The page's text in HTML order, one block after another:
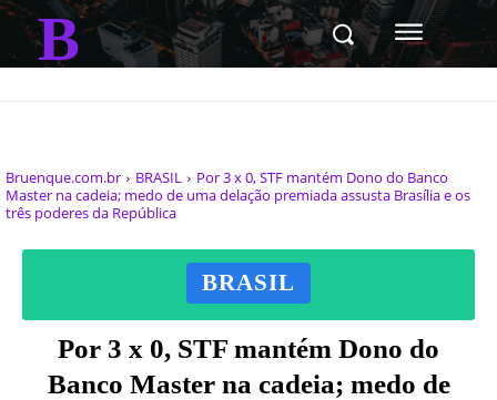
B
Bruenque.com.br BRASIL
Por 3 x 0, STF mantém Dono do Banco
Master na cadeia; medo de uma delação premiada assusta Brasília e os
três poderes da República
BRASIL
Por 3 x 0, STF mantém Dono do
Banco Master na cadeia; medo de